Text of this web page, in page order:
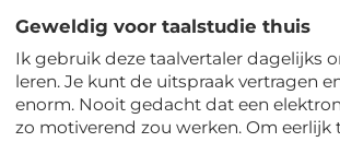
Geweldig voor taalstudie thuis
Ik gebruik deze taalvertaler dagelijks
leren. Je kunt de uitspraak vertragen
enorm. Nooit gedacht dat een
zo motiverend zou werken. Om eerlijk